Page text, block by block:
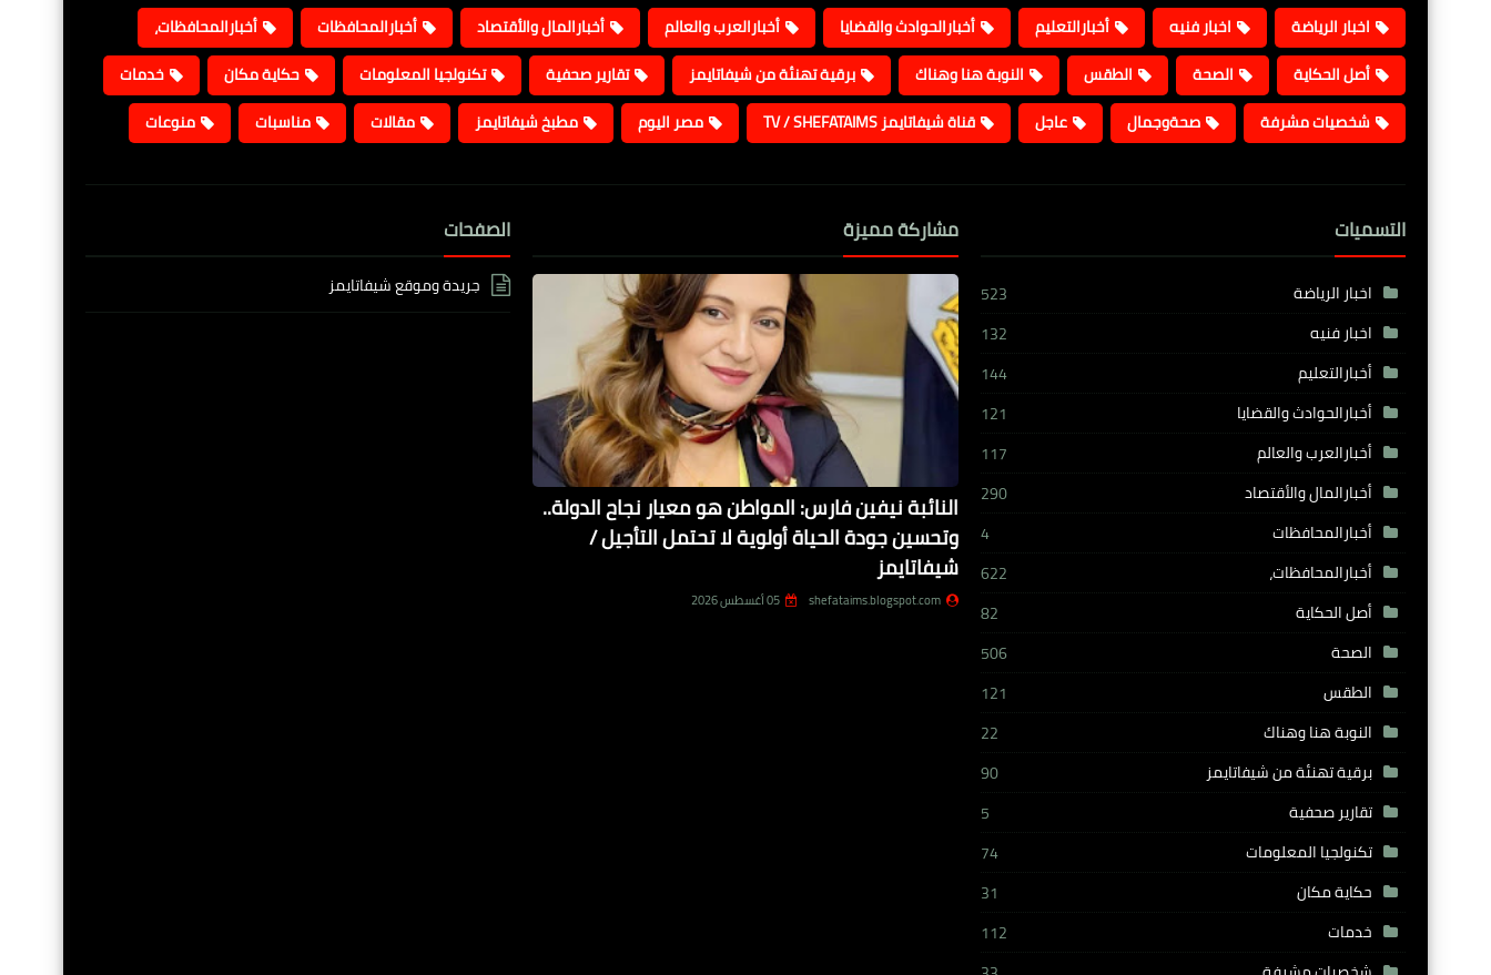
اخبار الرياضة اخبار فنيه أخبارالتعليم أخبارالحوادث والقضايا أخبارالعرب والعالم أخبارالمال والأقتصاد أخبارالمحافظات
أخبارالمحافظات،
أصل الحكاية
الصحة الطقس النوبة هنا وهناك برقية تهنئة من شيفاتايمز تقارير صحفية تكنولجيا المعلومات حكاية مكان
خدمات
شخصيات مشرفة
صحةوجمال عاجل قناة شيفاتايمز TV / SHEFATAIMS مصر اليوم مطبخ شيفاتايمز مقالات مناسبات منوعات
التسميات
اخبار الرياضة
523
اخبار فنيه
132
أخبارالتعليم
144
أخبارالحوادث والقضايا
121
أخبارالعرب والعالم
117
أخبارالمال والأقتصاد
290
أخبارالمحافظات
4
أخبارالمحافظات،
622
أصل الحكاية
82
الصحة
506
الطقس
121
النوبة هنا وهناك
22
برقية تهنئة من شيفاتايمز
90
تقارير صحفية
5
تكنولجيا المعلومات
74
حكاية مكان
31
خدمات
112
مشاركة مميزة
النائبة نيفين فارس: المواطن هو معيار نجاح الدولة..
وتحسين جودة الحياة أولوية لا تحتمل التأجيل /
شيفاتايمز
shefataims.blogspot.com 05 أغسطس 2026
الصفحات
جريدة وموقع شيفاتايمز